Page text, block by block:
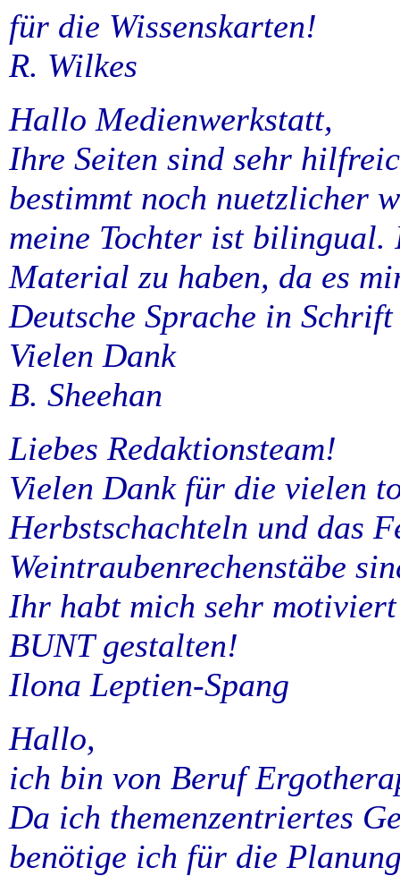
für die Wissenskarten!
R. Wilkes
Hallo Medienwerkstatt,
Ihre Seiten sind sehr
bestimmt noch nuetzlicher
meine Tochter ist
Material zu haben, da es
Deutsche Sprache in
Vielen Dank
B. Sheehan
Liebes Redaktionsteam!
Vielen Dank für die vielen
Herbstschachteln und das
Weintraubenrechenstäbe
Ihr habt mich sehr
BUNT gestalten!
Ilona Leptien-Spang
Hallo,
ich bin von Beruf
Da ich themenzentriertes
benötige ich für die